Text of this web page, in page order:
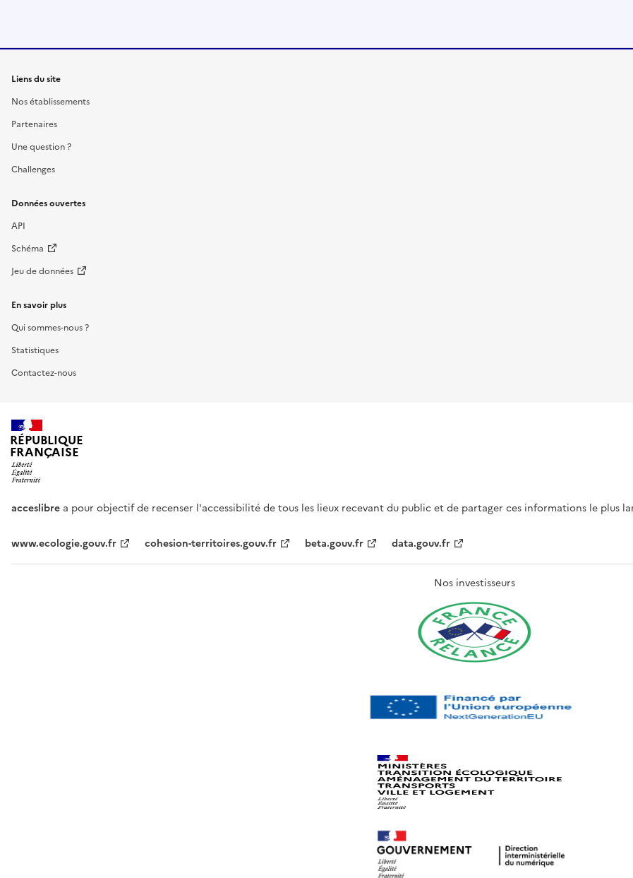
Liens du site
Nos établissements
Partenaires
Une question ?
Challenges
Données ouvertes
API
Schéma
Jeu de données
En savoir plus
Qui sommes-nous ?
Statistiques
Contactez-nous
RÉPUBLIQUE
FRANÇAISE
acceslibre a pour objectif de recenser l'accessibilité de tous les lieux recevant du public et de partager ces informations le plus
www.ecologie.gouv.fr cohesion-territoires.gouv.fr beta.gouv.fr data.gouv.fr
Nos investisseurs